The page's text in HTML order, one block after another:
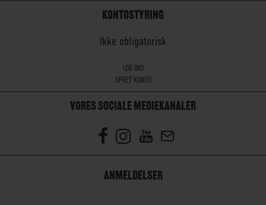
KONTOSTYRING
Ikke obligatorisk
LOG IND
OPRET KONTO
VORES SOCIALE MEDIEKANALER
ANMELDELSER